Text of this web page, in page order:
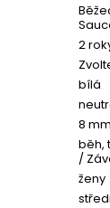
2
bílá
8 mm
běh,
/
ženy